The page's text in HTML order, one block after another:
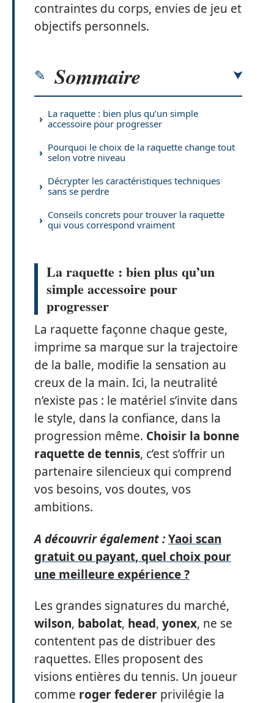
contraintes du corps, envies de jeu et
objectifs personnels.
Sommaire
La raquette : bien plus qu’un simple
accessoire pour progresser
Pourquoi le choix de la raquette change tout
selon votre niveau
Décrypter les caractéristiques techniques
sans se perdre
Conseils concrets pour trouver la raquette
qui vous correspond vraiment
La raquette : bien plus qu’un
simple accessoire pour
progresser
La raquette façonne chaque geste,
imprime sa marque sur la trajectoire
de la balle, modifie la sensation au
creux de la main. Ici, la neutralité
n’existe pas : le matériel s’invite dans
le style, dans la confiance, dans la
progression même. Choisir la bonne
raquette de tennis, c’est s’offrir un
partenaire silencieux qui comprend
vos besoins, vos doutes, vos
ambitions.
A découvrir également :Yaoi scan
gratuit ou payant, quel choix pour
une meilleure expérience ?
Les grandes signatures du marché,
wilson, babolat, head, yonex, ne se
contentent pas de distribuer des
raquettes. Elles proposent des
visions entières du tennis. Un joueur
comme roger federer privilégie la